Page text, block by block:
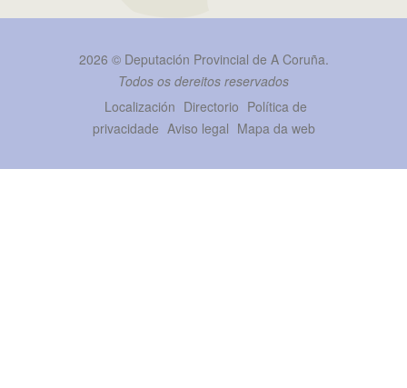
2026 © Deputación Provincial de A Coruña.
Todos os dereitos reservados
Localización Directorio Política de
privacidade Aviso legal Mapa da web